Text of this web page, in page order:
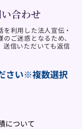
合わせ
を利用した法人宣伝・
ご迷惑となるため、
送信いただいても返信
さい※複数選択
について